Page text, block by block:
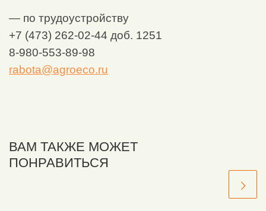
— по трудоустройству
+7 (473) 262-02-44 доб. 1251
8-980-553-89-98
rabota@agroeco.ru
ВАМ ТАКЖЕ МОЖЕТ
ПОНРАВИТЬСЯ